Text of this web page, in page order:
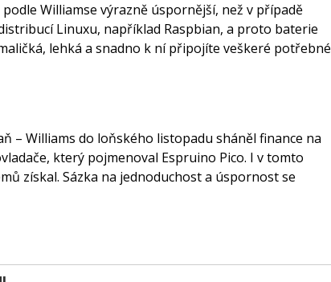
Williamse výrazně úspornější, než v případě
Linuxu, například Raspbian, a proto baterie
lehká a snadno k ní připojíte veškeré potřebné
– Williams do loňského listopadu sháněl finance na
který pojmenoval Espruino Pico. I v tomto
získal. Sázka na jednoduchost a úspornost se